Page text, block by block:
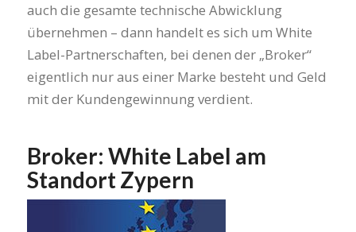
auch die gesamte technische Abwicklung
übernehmen – dann handelt es sich um White
Label-Partnerschaften, bei denen der „Broker“
eigentlich nur aus einer Marke besteht und Geld
mit der Kundengewinnung verdient.
Broker: White Label am
Standort Zypern